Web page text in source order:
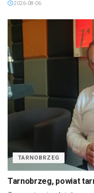
2026-08-06
TARNOBRZEG
Tarnobrzeg, powiat